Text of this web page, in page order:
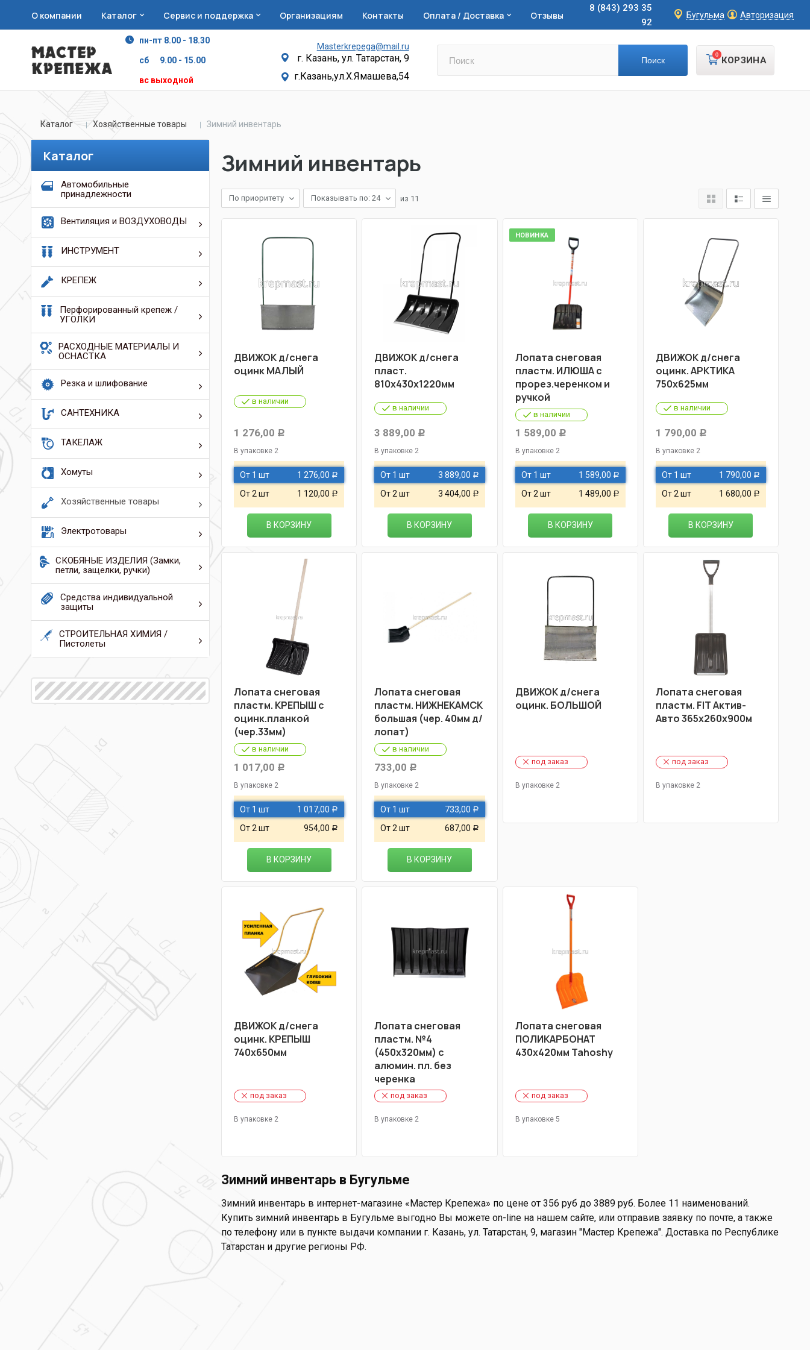
О компании Каталог Сервис и поддержка Организациям Контакты Оплата / Доставка Отзывы
8 (843) 293 35
92
Бугульма Авторизация
пн-пт 8.00 - 18.30
сб 9.00 - 15.00
вс выходной
Masterkrepega@mail.ru
г. Казань, ул. Татарстан, 9
г.Казань,ул.Х.Ямашева,54
КОРЗИНА
0
Каталог Хозяйственные товары Зимний инвентарь
Каталог
Автомобильные
принадлежности
Вентиляция и ВОЗДУХОВОДЫ
ИНСТРУМЕНТ
КРЕПЕЖ
Перфорированный крепеж /
УГОЛКИ
РАСХОДНЫЕ МАТЕРИАЛЫ И
ОСНАСТКА
Резка и шлифование
САНТЕХНИКА
ТАКЕЛАЖ
Хомуты
Хозяйственные товары
Электротовары
СКОБЯНЫЕ ИЗДЕЛИЯ (Замки,
петли, защелки, ручки)
Средства индивидуальной
защиты
СТРОИТЕЛЬНАЯ ХИМИЯ /
Пистолеты
Зимний инвентарь
По приоритету Показывать по: 24 из 11
ДВИЖОК д/снега
оцинк МАЛЫЙ
в наличии
1 276,00 Р
В упаковке 2
От 1 шт 1 276,00 Р
От 2 шт 1 120,00 Р
В КОРЗИНУ
ДВИЖОК д/снега
пласт.
810х430х1220мм
в наличии
3 889,00 Р
В упаковке 2
От 1 шт 3 889,00 Р
От 2 шт 3 404,00 Р
В КОРЗИНУ
НОВИНКА
Лопата снеговая
пластм. ИЛЮША с
прорез.черенком и
ручкой
в наличии
1 589,00 Р
В упаковке 2
От 1 шт 1 589,00 Р
От 2 шт 1 489,00 Р
В КОРЗИНУ
ДВИЖОК д/снега
оцинк. АРКТИКА
750х625мм
в наличии
1 790,00 Р
В упаковке 2
От 1 шт 1 790,00 Р
От 2 шт 1 680,00 Р
В КОРЗИНУ
Лопата снеговая
пластм. КРЕПЫШ с
оцинк.планкой
(чер.33мм)
в наличии
1 017,00 Р
В упаковке 2
От 1 шт 1 017,00 Р
От 2 шт 954,00 Р
В КОРЗИНУ
Лопата снеговая
пластм. НИЖНЕКАМСК
большая (чер. 40мм д/
лопат)
в наличии
733,00 Р
В упаковке 2
От 1 шт 733,00 Р
От 2 шт 687,00 Р
В КОРЗИНУ
ДВИЖОК д/снега
оцинк. БОЛЬШОЙ
под заказ
В упаковке 2
Лопата снеговая
пластм. FIT Актив-
Авто 365х260х900м
под заказ
В упаковке 2
ДВИЖОК д/снега
оцинк. КРЕПЫШ
740х650мм
под заказ
В упаковке 2
Лопата снеговая
пластм. №4
(450х320мм) с
алюмин. пл. без
черенка
под заказ
В упаковке 2
Лопата снеговая
ПОЛИКАРБОНАТ
430х420мм Tahoshy
под заказ
В упаковке 5
Зимний инвентарь в Бугульме
Зимний инвентарь в интернет-магазине «Мастер Крепежа» по цене от 356 руб до 3889 руб. Более 11 наименований.
Купить зимний инвентарь в Бугульме выгодно Вы можете on-line на нашем сайте, или отправив заявку по почте, а также
по телефону или в пункте выдачи компании г. Казань, ул. Татарстан, 9, магазин "Мастер Крепежа". Доставка по Республике
Татарстан и другие регионы РФ.